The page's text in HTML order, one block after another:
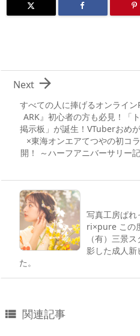
すべての人に捧げるオンライン
ARK』初心者の方も必見！「
掲示板」が誕生！VTuberおめ
×東海オンエアてつやの初コ
開！ ～ハーフアニバーサリー

Next
写真工房ぱ
ri×pure この
（有）三景
影した成人新
た。
 関連記事